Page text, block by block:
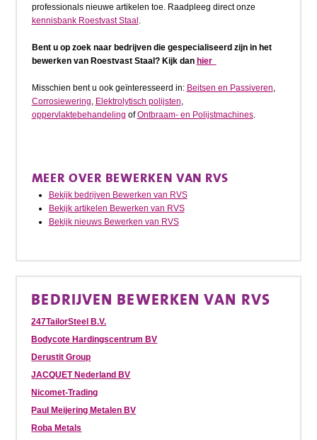
professionals nieuwe artikelen toe. Raadpleeg direct onze
kennisbank Roestvast Staal
Bent u op zoek naar bedrijven die gespecialiseerd zijn in het
bewerken van Roestvast Staal? Kijk dan hier
Misschien bent u ook geïnteresseerd in: Beitsen en Passiveren
Corrosiewering Elektrolytisch polijsten
oppervlaktebehandeling ofOntbraam- en Polijstmachines.
MEER OVER BEWERKEN VAN RVS
Bekijk bedrijven Bewerken van RVS
Bekijk artikelen Bewerken van RVS
Bekijk nieuws Bewerken van RVS
BEDRIJVEN BEWERKEN VAN RVS
247TailorSteel B.V.
Bodycote Hardingscentrum BV
Derustit Group
JACQUET Nederland BV
Nicomet-Trading
Paul Meijering Metalen BV
Roba Metals